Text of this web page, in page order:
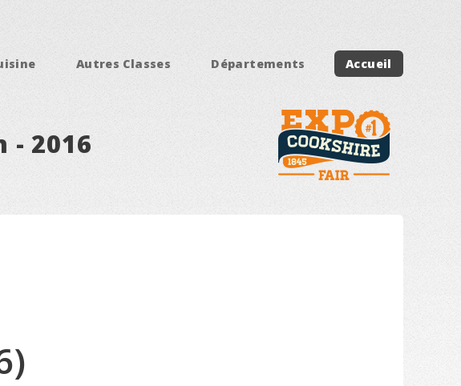
- 2016
Autres Classes Départements Accueil